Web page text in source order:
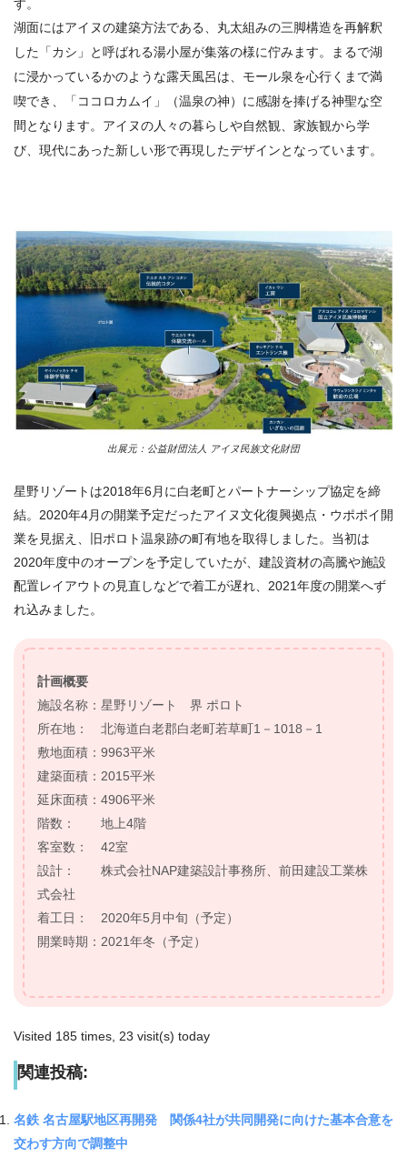
す。
湖面にはアイヌの建築方法である、丸太組みの三脚構造を再解釈
した「カシ」と呼ばれる湯小屋が集落の様に佇みます。まるで湖
に浸かっているかのような露天風呂は、モール泉を心行くまで満
喫でき、「ココロカムイ」（温泉の神）に感謝を捧げる神聖な空
間となります。アイヌの人々の暮らしや自然観、家族観から学
び、現代にあった新しい形で再現したデザインとなっています。
出展元：公益財団法人 アイヌ民族文化財団
星野リゾートは2018年6月に白老町とパートナーシップ協定を締
結。2020年4月の開業予定だったアイヌ文化復興拠点・ウポポイ開
業を見据え、旧ポロト温泉跡の町有地を取得しました。当初は
2020年度中のオープンを予定していたが、建設資材の高騰や施設
配置レイアウトの見直しなどで着工が遅れ、2021年度の開業へず
れ込みました。
計画概要
施設名称：星野リゾート 界 ポロト
所在地： 北海道白老郡白老町若草町1－1018－1
敷地面積：9963平米
建築面積：2015平米
延床面積：4906平米
階数： 地上4階
客室数： 42室
設計： 株式会社NAP建築設計事務所、前田建設工業株
式会社
着工日： 2020年5月中旬（予定）
開業時期： 2021年冬（予定）
Visited 185 times, 23 visit(s) today
関連投稿:
名鉄 名古屋駅地区再開発 関係4社が共同開発に向けた基本合意を
交わす方向で調整中